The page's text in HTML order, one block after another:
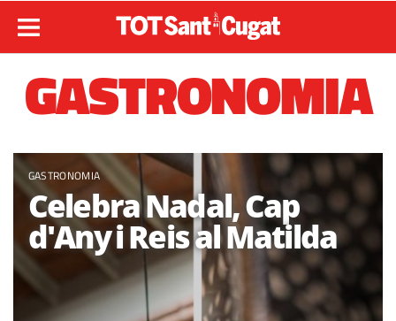
GASTRONOMIA
GASTRONOMIA
Celebra Nadal, Cap
d'Any i Reis al Matilda